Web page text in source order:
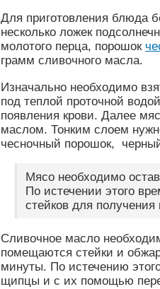
Для приготовления блюда
несколько ложек
молотого перца, порошок
грамм сливочного масла.
Изначально необходимо
под теплой проточной
появления крови. Далее
маслом. Тонким слоем
чесночный порошок,
Мясо необходимо
По истечении этого
стейков для получения
Сливочное масло
помещаются стейки и
минуты. По истечению
щипцы и с их помощью